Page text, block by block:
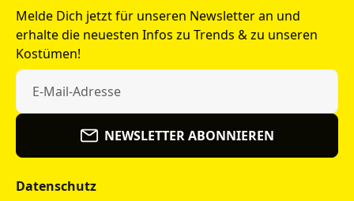
Melde Dich jetzt für unseren Newsletter an und
erhalte die neuesten Infos zu Trends & zu unseren
Kostümen!
NEWSLETTER ABONNIEREN
Datenschutz